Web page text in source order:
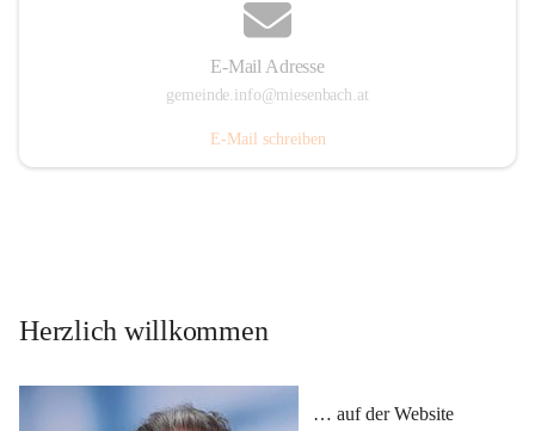
E-Mail Adresse
gemeinde.info@miesenbach.at
E-Mail schreiben
Herzlich willkommen
… auf der Website